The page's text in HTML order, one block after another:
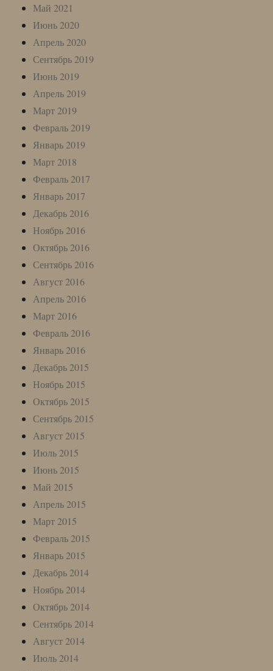
Май 2021
Июнь 2020
Апрель 2020
Сентябрь 2019
Июнь 2019
Апрель 2019
Март 2019
Февраль 2019
Январь 2019
Март 2018
Февраль 2017
Январь 2017
Декабрь 2016
Ноябрь 2016
Октябрь 2016
Сентябрь 2016
Август 2016
Апрель 2016
Март 2016
Февраль 2016
Январь 2016
Декабрь 2015
Ноябрь 2015
Октябрь 2015
Сентябрь 2015
Август 2015
Июль 2015
Июнь 2015
Май 2015
Апрель 2015
Март 2015
Февраль 2015
Январь 2015
Декабрь 2014
Ноябрь 2014
Октябрь 2014
Сентябрь 2014
Август 2014
Июль 2014